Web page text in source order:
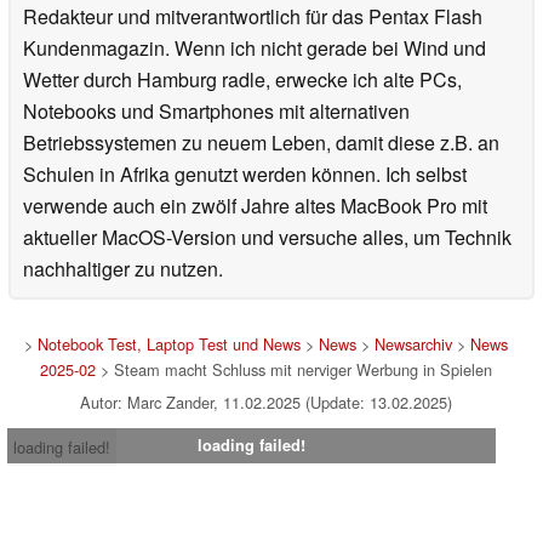
Redakteur und mitverantwortlich für das Pentax Flash
Kundenmagazin. Wenn ich nicht gerade bei Wind und
Wetter durch Hamburg radle, erwecke ich alte PCs,
Notebooks und Smartphones mit alternativen
Betriebssystemen zu neuem Leben, damit diese z.B. an
Schulen in Afrika genutzt werden können. Ich selbst
verwende auch ein zwölf Jahre altes MacBook Pro mit
aktueller MacOS-Version und versuche alles, um Technik
nachhaltiger zu nutzen.
> Notebook Test, Laptop Test und News> News> Newsarchiv> News
2025-02> Steam macht Schluss mit nerviger Werbung in Spielen
Autor: Marc Zander, 11.02.2025 (Update: 13.02.2025)
loading failed!
loading failed!